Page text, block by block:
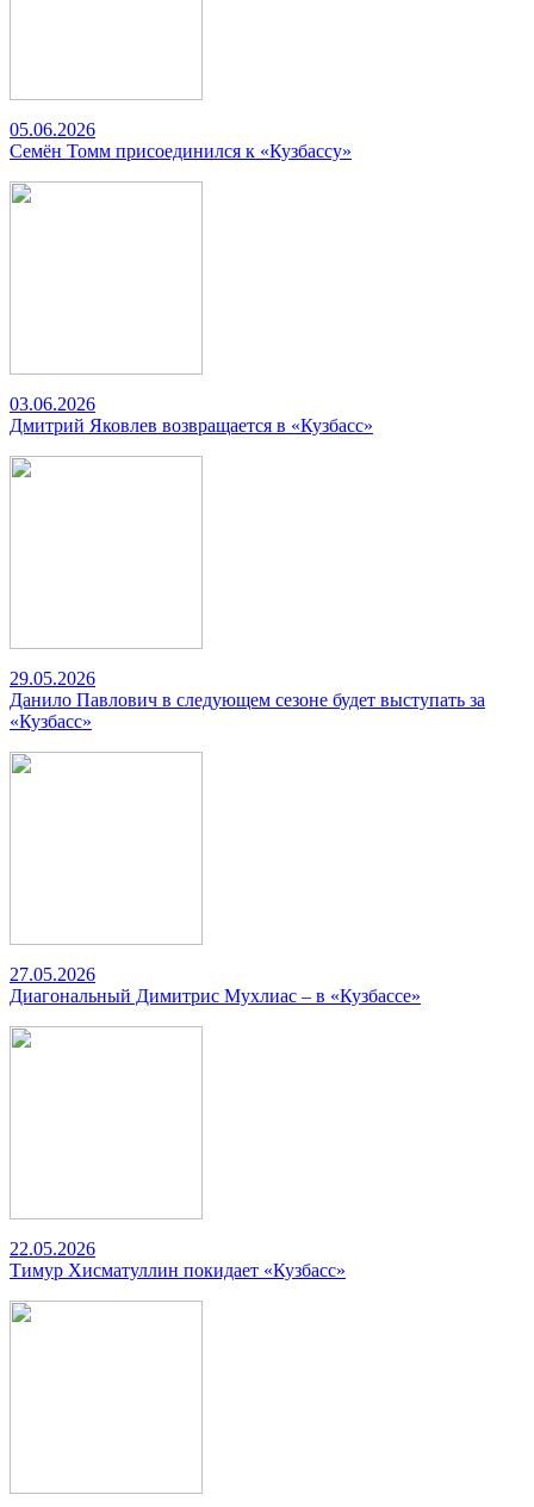
05.06.2026
Семён Томм присоединился к «Кузбассу»
03.06.2026
Дмитрий Яковлев возвращается в «Кузбасс»
29.05.2026
Данило Павлович в следующем сезоне будет выступать за
«Кузбасс»
27.05.2026
Диагональный Димитрис Мухлиас – в «Кузбассе»
22.05.2026
Тимур Хисматуллин покидает «Кузбасс»